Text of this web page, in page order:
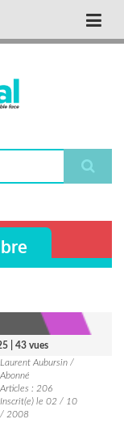
| 43 vues
Laurent Aubursin /
Abonné
Articles : 206
Inscrit(e) le 02 / 10
/ 2008